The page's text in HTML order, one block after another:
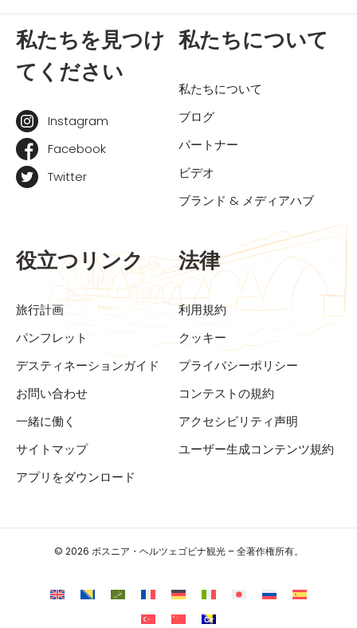
私たちを見つけ
てください
Instagram
Facebook
Twitter
私たちについて
私たちについて
ブログ
パートナー
ビデオ
ブランド & メディアハブ
役立つリンク
旅行計画
パンフレット
デスティネーションガイド
お問い合わせ
一緒に働く
サイトマップ
アプリをダウンロード
法律
利用規約
クッキー
プライバシーポリシー
コンテストの規約
アクセシビリティ声明
ユーザー生成コンテンツ規約
© 2026 ボスニア・ヘルツェゴビナ観光 – 全著作権所有。